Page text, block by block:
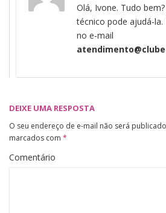
Olá, Ivone. Tudo
técnico pode ajudá-
no e-mail
DEIXE UMA RESPOSTA
O seu endereço de e-mail não será
marcados com *
Comentário